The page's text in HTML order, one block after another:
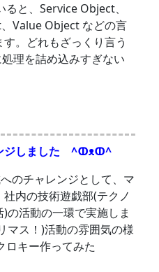
と、Service Object、
Value Object などの言
。どれもざっくり言う
理を詰め込みすぎない
ジしました ^ↀᴥↀ^
のチャレンジとして、マ
内の技術遊戯部(テクノ
の活動の一環で実施しま
マス！)活動の雰囲気の様
ロキー作ってみた